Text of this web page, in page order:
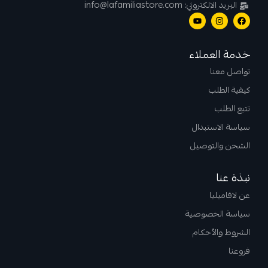
البريد الالكتروني: info@lafamiliastore.com
خدمة العملاء
تواصل معنا
كيفية الطلب
تتبع الطلب
سياسة الاستبدال
الشحن والتوصيل
نبذة عنا
عن لافاميليا
سياسة الخصوصية
الشروط والأحكام
فروعنا